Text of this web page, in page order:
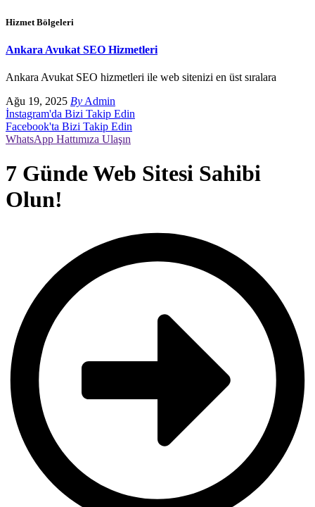
Hizmet Bölgeleri
Ankara Avukat SEO Hizmetleri
Ankara Avukat SEO hizmetleri ile web sitenizi en üst sıralara
Ağu 19, 2025 By Admin
İnstagram'da Bizi Takip Edin
Facebook'ta Bizi Takip Edin
WhatsApp Hattımıza Ulaşın
7 Günde Web Sitesi Sahibi
Olun!